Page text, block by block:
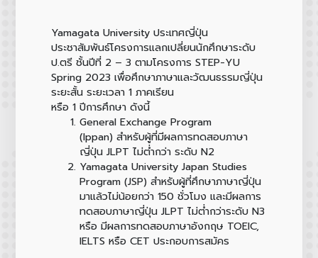
Yamagata University ประเทศญี่ปุ่น
ประชาสัมพันธ์โครงการแลกเปลี่ยนนักศึกษาระดับ
ป.ตรี ชั้นปีที่ 2 – 3 ตามโครงการ STEP-YU
Spring 2023 เพื่อศึกษาภาษาและวัฒนธรรมญี่ปุ่น
ระยะสั้น ระยะเวลา 1 ภาคเรียน
หรือ 1 ปีการศึกษา ดังนี้
General Exchange Program
(Ippan) สำหรับผู้ที่มีผลการทดสอบภาษา
ญี่ปุ่น JLPT ไม่ต่ำกว่า ระดับ N2
Yamagata University Japan Studies
Program (JSP) สำหรับผู้ที่ศึกษาภาษาญี่ปุ่น
มาแล้วไม่น้อยกว่า 150 ชั่วโมง และมีผลการ
ทดสอบภาษาญี่ปุ่น JLPT ไม่ต่ำกว่าระดับ N3
หรือ มีผลการทดสอบภาษาอังกฤษ TOEIC,
IELTS หรือ CET ประกอบการสมัคร